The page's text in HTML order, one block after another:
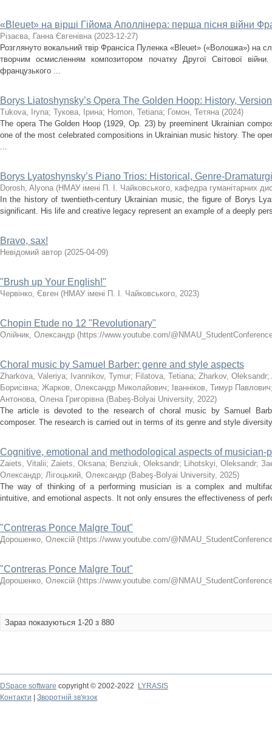
«Bleuet» на вірші Гійома Аполлінера: перша пісня війни
Різаєва, Ганна Євгенівна (2023-12-27)
Розглянуто вокальний твір Франсіса Пуленка «Bleuet» («Волошка») на
творчим осмисленням композитором початку Другої Світової
французького ...
Borys Liatoshynsky’s Opera The Golden Hoop: History,
Tukova, Iryna; Тукова, Ірина; Homon, Tetiana; Гомон, Тетяна (2024)
The opera The Golden Hoop (1929, Op. 23) by preeminent Ukrainian
one of the most celebrated compositions in Ukrainian music history. The
...
Borys Lyatoshynsky’s Piano Trios: Historical, Genre-
Dorosh, Alyona (НМАУ імені П. І. Чайковського, кафедра гуманітарних
In the history of twentieth-century Ukrainian music, the figure of Borys
significant. His life and creative legacy represent an example of a deeply
Bravo, sax!
Невідомий автор (2025-04-09)
"Brush up Your English!"
Червінко, Євген (НМАУ імені П. І. Чайковського, 2023)
Chopin Etude no 12 "Revolutionary"
Олійник, Олександр (https://www.youtube.com/
Choral music by Samuel Barber: genre and style aspects
Zharkova, Valeriya; Ivannikov, Tymur; Filatova, Tetiana; Zharkov, Oleksandr;
Борисівна; Жарков, Олександр Миколайович; Іванніков, Тимур Павлович
Антонова, Олена Григорівна (Babeş-Bolyai University, 2022)
The article is devoted to the research of choral music by Samuel
composer. The research is carried out in terms of its genre and style
Cognitive, emotional and methodological aspects of musician-
Zaiets, Vitalii; Zaiets, Oksana; Benziuk, Oleksandr; Lihotskyi, Oleksandr;
Олександр; Лігоцький, Олександр (Babeş-Bolyai University, 2025)
The way of thinking of a performing musician is a complex and
intuitive, and emotional aspects. It not only ensures the effectiveness of
"Contreras Ponce Malgre Tout"
Дорошенко, Олексій (https://www.youtube.com/
"Contreras Ponce Malgre Tout"
Дорошенко, Олексій (https://www.youtube.com/
Зараз показуються 1-20 з 880
DSpace software copyright © 2002-2022
LYRASIS
Контакти
Зворотній зв'язок